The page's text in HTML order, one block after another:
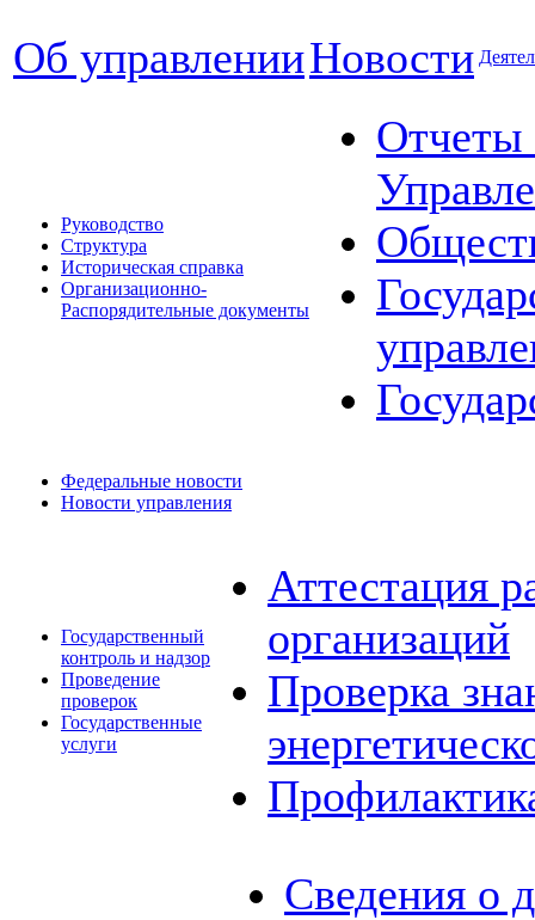
Об управленииНовости
Руководство
Структура
Историческая справка
Организационно-
Распорядительные документы
Отчеты
Федеральные новости
Новости управления
Государственный
контроль и надзор
Проведение
проверок
Государственные
услуги
Аттестация
организаций
Проверка
Сведения о